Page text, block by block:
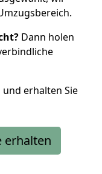
Dann holen
und erhalten Sie
erhalten